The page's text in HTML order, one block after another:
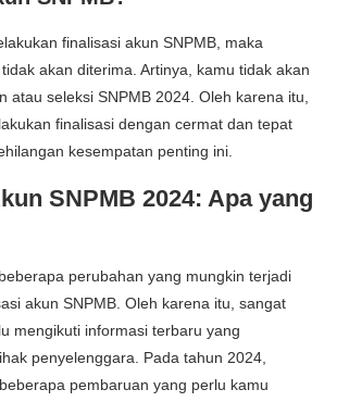
finalisasi akun SNPMB, maka
akan diterima. Artinya, kamu tidak akan
atau seleksi SNPMB 2024. Oleh karena itu,
finalisasi dengan cermat dan tepat
kesempatan penting ini.
SNPMB 2024: Apa yang
perubahan yang mungkin terjadi
akun SNPMB. Oleh karena itu, sangat
mengikuti informasi terbaru yang
penyelenggara. Pada tahun 2024,
pembaruan yang perlu kamu